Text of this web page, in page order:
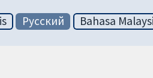
Русский Bahasa